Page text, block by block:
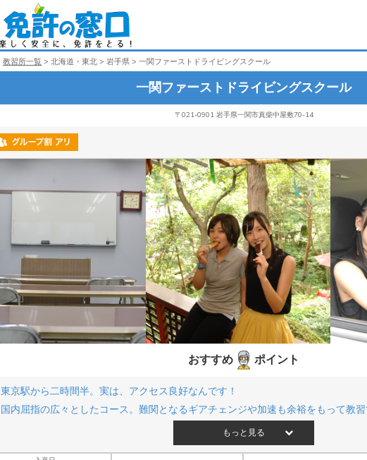
教習所一覧 北海道・東北 岩手県 一関ファーストドライビングスクール
一関ファーストドライビングスクール
〒021-0901 岩手県一関市真柴中屋敷70-14
おすすめ ポイント
東京駅から二時間半。実は、アクセス良好なんです！
国内屈指の広々としたコース。難関となるギアチェンジや加速も余裕をもって教
もっと見る